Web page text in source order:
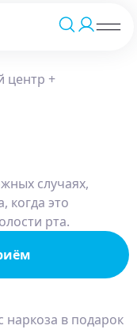
случаях,
когда это
рта.
в подарок